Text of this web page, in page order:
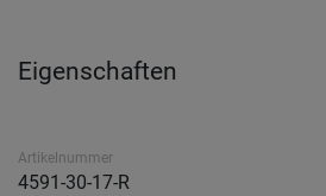
Eigenschaften
Artikelnummer
4591-30-17-R